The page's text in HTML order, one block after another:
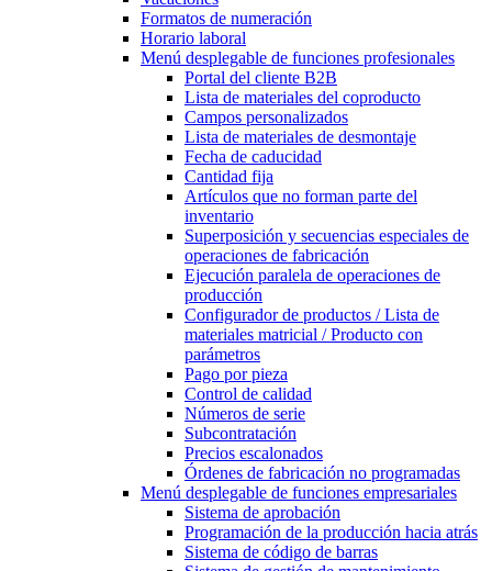
Formatos de numeración
Horario laboral
Menú desplegable de funciones profesionales
Portal del cliente B2B
Lista de materiales del coproducto
Campos personalizados
Lista de materiales de desmontaje
Fecha de caducidad
Cantidad fija
Artículos que no forman parte del
inventario
Superposición y secuencias especiales de
operaciones de fabricación
Ejecución paralela de operaciones de
producción
Configurador de productos / Lista de
materiales matricial / Producto con
parámetros
Pago por pieza
Control de calidad
Números de serie
Subcontratación
Precios escalonados
Órdenes de fabricación no programadas
Menú desplegable de funciones empresariales
Sistema de aprobación
Programación de la producción hacia atrás
Sistema de código de barras